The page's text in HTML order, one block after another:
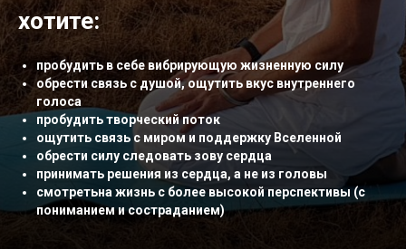
хотите:
пробудить в себе вибрирующую жизненную силу
обрести связь с душой, ощутить вкус внутреннего
голоса
пробудить творческий поток
ощутить связь с миром и поддержку Вселенной
обрести силу следовать зову сердца
принимать решения из сердца, а не из головы
смотретьна жизнь с более высокой перспективы (с
пониманием и состраданием)